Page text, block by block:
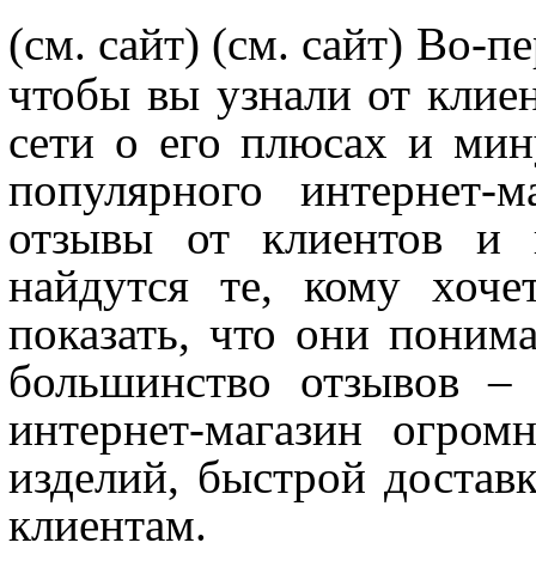
(см. сайт) (см. сайт) Во-
чтобы вы узнали от
сети о его плюсах и
популярного интернет-
отзывы от клиентов и
найдутся те, кому
показать, что они
большинство отзывов
интернет-магазин
изделий, быстрой
клиентам.